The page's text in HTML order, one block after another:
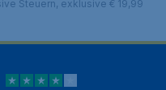
Steuern, exklusive € 19,99